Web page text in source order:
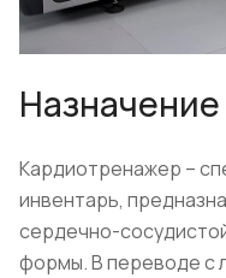
Кардиотренажер –
инвентарь,
сердечно-
формы. В переводе с